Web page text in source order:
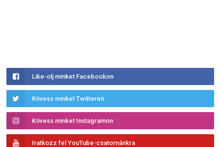
Like-olj minket Facebookon
Kövess minket Twitteren
Kövess minket Instagramon
Iratkozz fel YouTube-csatornánkra